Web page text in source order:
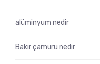
alüminyum nedir
Bakır çamuru nedir